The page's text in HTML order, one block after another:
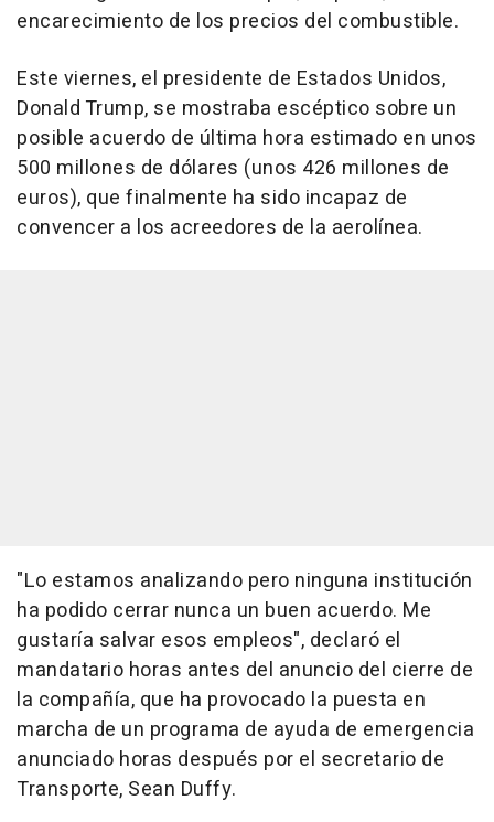
encarecimiento de los precios del combustible.
Este viernes, el presidente de Estados Unidos,
Donald Trump, se mostraba escéptico sobre un
posible acuerdo de última hora estimado en unos
500 millones de dólares (unos 426 millones de
euros), que finalmente ha sido incapaz de
convencer a los acreedores de la aerolínea.
"Lo estamos analizando pero ninguna institución
ha podido cerrar nunca un buen acuerdo. Me
gustaría salvar esos empleos", declaró el
mandatario horas antes del anuncio del cierre de
la compañía, que ha provocado la puesta en
marcha de un programa de ayuda de emergencia
anunciado horas después por el secretario de
Transporte, Sean Duffy.